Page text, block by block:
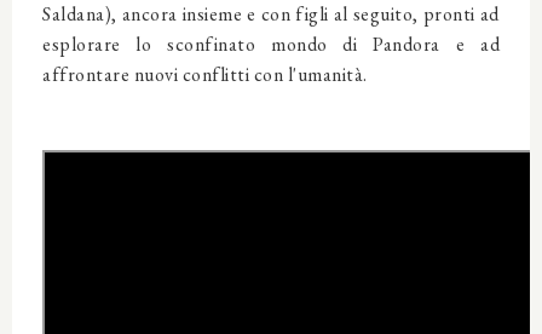
Saldana), ancora insieme e con figli al seguito, pronti ad
esplorare lo sconfinato mondo di Pandora e ad
affrontare nuovi conflitti con l'umanità.